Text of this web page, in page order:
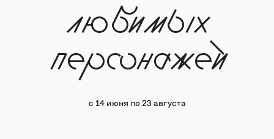
любимых
персонажей
с 14 июня по 23 августа